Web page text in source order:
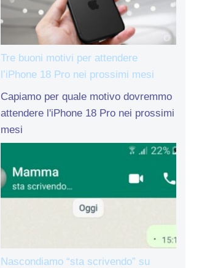
Tre buoni motivi per attendere
l’iPhone 18 Pro nei prossimi mesi
Capiamo per quale motivo dovremmo
attendere l'iPhone 18 Pro nei prossimi
mesi
Nascondiamo “sta scrivendo” su